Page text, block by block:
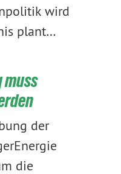
wird
plant…
muss
der
die